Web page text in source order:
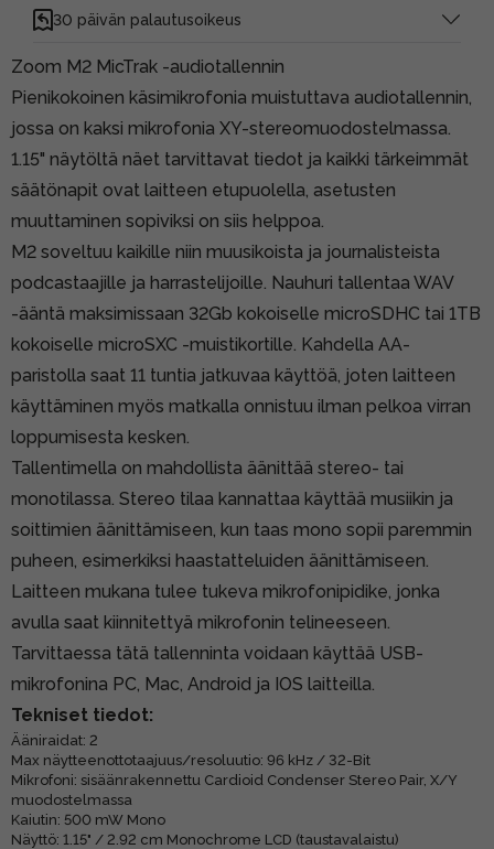
30 päivän palautusoikeus
Zoom M2 MicTrak -audiotallennin
Pienikokoinen käsimikrofonia muistuttava audiotallennin,
jossa on kaksi mikrofonia XY-stereomuodostelmassa.
1.15" näytöltä näet tarvittavat tiedot ja kaikki tärkeimmät
säätönapit ovat laitteen etupuolella, asetusten
muuttaminen sopiviksi on siis helppoa.
M2 soveltuu kaikille niin muusikoista ja journalisteista
podcastaajille ja harrastelijoille. Nauhuri tallentaa WAV
-ääntä maksimissaan 32Gb kokoiselle microSDHC tai 1TB
kokoiselle microSXC -muistikortille. Kahdella AA-
paristolla saat 11 tuntia jatkuvaa käyttöä, joten laitteen
käyttäminen myös matkalla onnistuu ilman pelkoa virran
loppumisesta kesken.
Tallentimella on mahdollista äänittää stereo- tai
monotilassa. Stereo tilaa kannattaa käyttää musiikin ja
soittimien äänittämiseen, kun taas mono sopii paremmin
puheen, esimerkiksi haastatteluiden äänittämiseen.
Laitteen mukana tulee tukeva mikrofonipidike, jonka
avulla saat kiinnitettyä mikrofonin telineeseen.
Tarvittaessa tätä tallenninta voidaan käyttää USB-
mikrofonina PC, Mac, Android ja IOS laitteilla.
Tekniset tiedot:
Ääniraidat: 2
Max näytteenottotaajuus/resoluutio: 96 kHz / 32-Bit
Mikrofoni: sisäänrakennettu Cardioid Condenser Stereo Pair, X/Y
muodostelmassa
Kaiutin: 500 mW Mono
Näyttö: 1.15" / 2.92 cm Monochrome LCD (taustavalaistu)